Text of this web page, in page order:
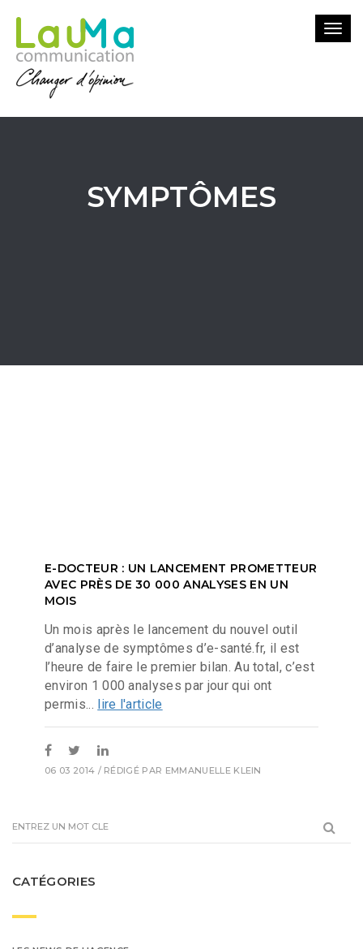
SYMPTÔMES
E-DOCTEUR : UN LANCEMENT PROMETTEUR
AVEC PRÈS DE 30 000 ANALYSES EN UN
MOIS
Un mois après le lancement du nouvel outil
d’analyse de symptômes d’e-santé.fr, il est
l’heure de faire le premier bilan. Au total, c’est
environ 1 000 analyses par jour qui ont
permis... lire l'article
06 03 2014 / RÉDIGÉ PAR EMMANUELLE KLEIN
CATÉGORIES